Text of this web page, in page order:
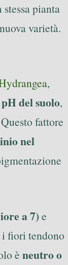
pianta
varietà.
,
pH del suolo,
fattore
nel
a 7)e
fiori tendono
è neutro o